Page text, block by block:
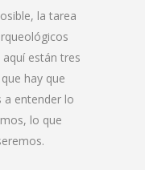
la tarea
están tres
hay que
a entender lo
lo que